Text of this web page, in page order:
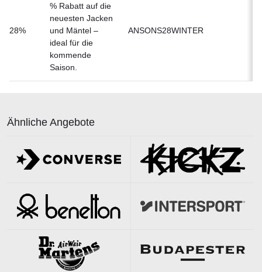
28%
% Rabatt auf die
neuesten Jacken
und Mäntel –
ideal für die
kommende
Saison.
ANSONS28WINTER
Ähnliche Angebote